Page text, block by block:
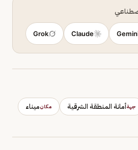
Claude
Grok
جهةأمانة المنطقة الشرقية مكانميناء